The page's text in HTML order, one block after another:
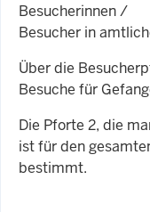
Besucherinnen /
Besucher in
Über die
Besuche für
Die Pforte 2, die
ist für den
bestimmt.